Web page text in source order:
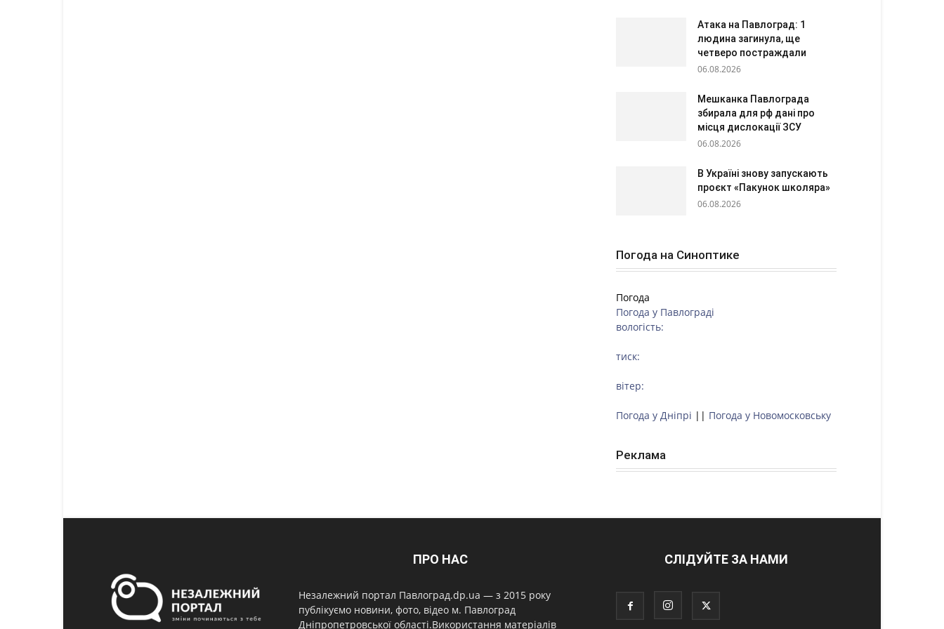
Атака на Павлоград: 1
людина загинула, ще
четверо постраждали
06.08.2026
Мешканка Павлограда
збирала для рф дані про
місця дислокації ЗСУ
06.08.2026
В Україні знову запускають
проєкт «Пакунок школяра»
06.08.2026
Погода на Синоптике
Погода
Погода у Павлограді
вологість:
тиск:
вітер:
Погода у Дніпрі || Погода у Новомосковську
Реклама
ПРО НАС
Незалежний портал Павлоград.dp.ua — з 2015 року
публікуємо новини, фото, відео м. Павлоград
Дніпропетровської області.Використання матеріалів
СЛІДУЙТЕ ЗА НАМИ